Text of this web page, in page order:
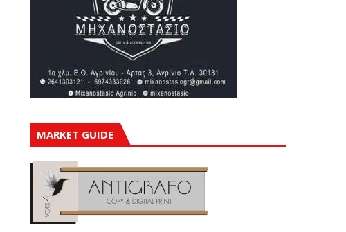
MARKET GUIDE